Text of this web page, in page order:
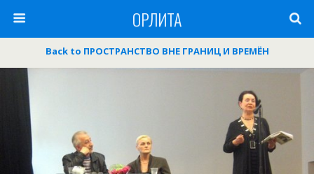
ОРЛИТА
Back to ПРОСТРАНСТВО ВНЕ ГРАНИЦ И ВРЕМЁН